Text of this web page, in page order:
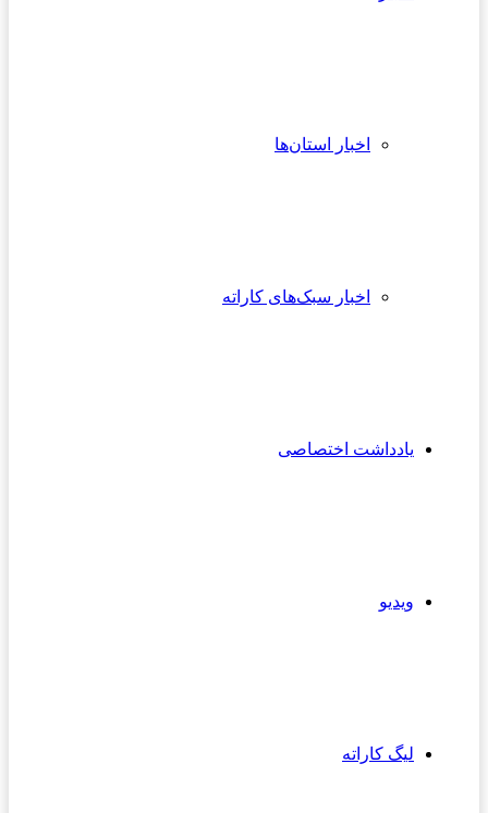
اخبار استان‌ها
اخبار سبک‌های کاراته
یادداشت اختصاصی
ویدیو
لیگ کاراته